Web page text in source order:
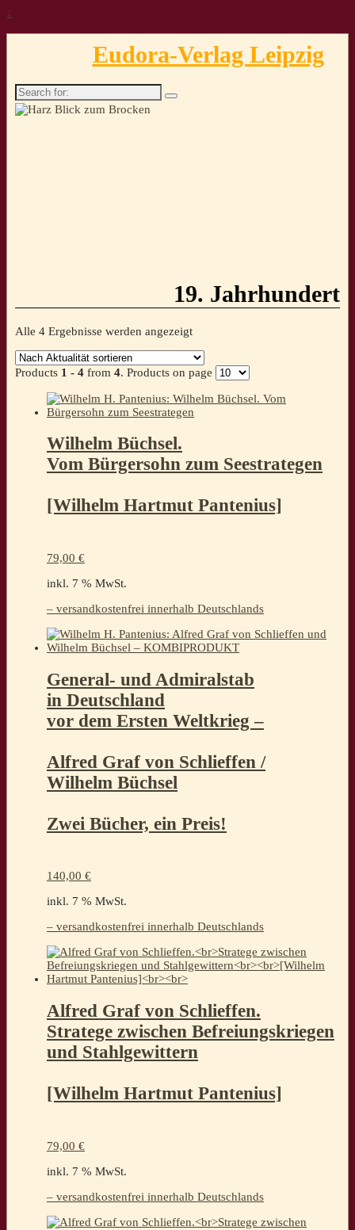
↓
Eudora-Verlag Leipzig
Search
for:
19. Jahrhundert
Alle 4 Ergebnisse werden angezeigtNach
sortiert
Products 1 - 4 from 4. Products on page
Wilhelm Büchsel.
Vom Bürgersohn zum Seestrategen
[Wilhelm Hartmut Pantenius]
79,00 €
inkl. 7 % MwSt.
– versandkostenfrei innerhalb Deutschlands
General- und Admiralstab
in Deutschland
vor dem Ersten Weltkrieg –
Alfred Graf von Schlieffen /
Wilhelm Büchsel
Zwei Bücher, ein Preis!
140,00 €
inkl. 7 % MwSt.
– versandkostenfrei innerhalb Deutschlands
Alfred Graf von Schlieffen.
Stratege zwischen Befreiungskriegen
und Stahlgewittern
[Wilhelm Hartmut Pantenius]
79,00 €
inkl. 7 % MwSt.
– versandkostenfrei innerhalb Deutschlands